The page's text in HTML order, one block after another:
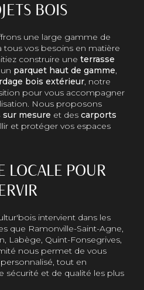
BOIS
une large gamme de
tous vos besoins en matière
construire une terrasse
parquet haut de gamme,
bois extérieur, notre
pour vous accompagner
Nous proposons
sur mesure et des carports
et protéger vos espaces
LOCALE POUR
intervient dans les
que Ramonville-Saint-Agne,
Labège, Quint-Fonsegrives,
nous permet de vous
tout en
sécurité et de qualité les plus